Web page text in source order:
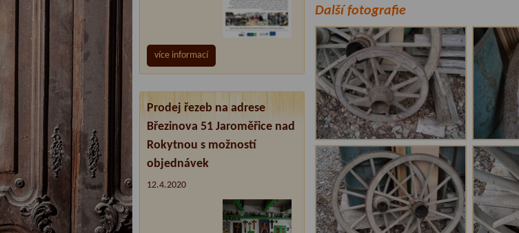
více informací
Prodej řezeb na adrese
Březinova 51 Jaroměřice nad
Rokytnou s možností
objednávek
12.4.2020
Další fotografie